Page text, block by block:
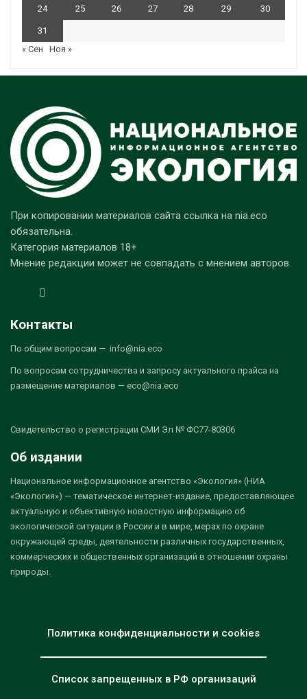
24 25 26 27 28 29 30
31
« Сен
Ноя »
При копировании материалов сайта ссылка на nia.eco
обязательна.
Категория материалов 18+
Мнение редакции может не совпадать с мнением авторов.
Контакты
По общим вопросам — info@nia.eco
По вопросам сотрудничества и запросу актуального прайса на
размещение материалов — eco@nia.eco
Свидетельство о регистрации СМИ Эл № ФС77-80306
Об издании
Национальное информационное агентство «Экология» (НИА
«Экология») — тематическое интернет-издание, предоставляющее
актуальную и объективную новостную информацию об
экологической ситуации в России и в мире, мерах по охране
окружающей среды, деятельности различных государственных,
коммерческих и общественных организаций в отношении охраны
природы.
Политика конфиденциальности и cookies
Список запрещенных в РФ организаций